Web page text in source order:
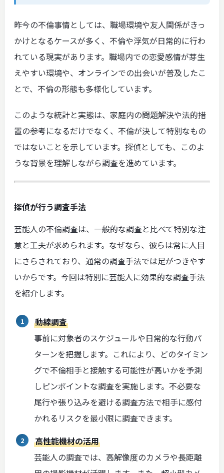
昨今の不倫事情としては、職場環境や友人関係がきっ
かけとなるケースが多く、不倫や浮気が日常的に行わ
れている現実があります。職場内での恋愛感情が芽生
えやすい環境や、オンラインでの出会いが普及したこ
とで、不倫の形態も多様化しています。
このような統計と実態は、家庭内の問題解決や法的措
置の参考になるだけでなく、不倫が決して特別なもの
ではないことを示しています。探偵としても、このよ
うな背景を理解しながら調査を進めています。
探偵が行う調査手法
芸能人の不倫調査は、一般的な調査と比べて特別な注
意と工夫が求められます。なぜなら、彼らは常に人目
にさらされており、通常の調査手法では足がつきやす
いからです。今回は特別に芸能人に効果的な調査手法
を紹介します。
動線調査
事前に対象者のスケジュールや日常的な行動パ
ターンを把握します。これにより、どのタイミン
グで不倫相手と接触する可能性が高いかを予測
しピンポイントな調査を実施します。不必要な
尾行や張り込みを避ける調査方法で相手に感付
かれるリスクを最小限に調査できます。
高性能機材の活用
芸能人の調査では、高解像度のカメラや長距離